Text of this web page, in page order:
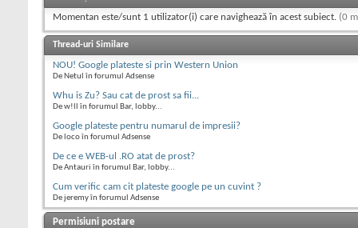
Momentan este/sunt 1 utilizator(i) care navighează în acest subiect. (0
Thread-uri Similare
NOU! Google plateste si prin Western Union
De Netul în forumul Adsense
Whu is Zu? Sau cat de prost sa fii...
De w!ll în forumul Bar, lobby...
Google plateste pentru numarul de impresii?
De loco în forumul Adsense
De ce e WEB-ul .RO atat de prost?
De Antauri în forumul Bar, lobby...
Cum verific cam cit plateste google pe un cuvint ?
De jeremy în forumul Adsense
Permisiuni postare